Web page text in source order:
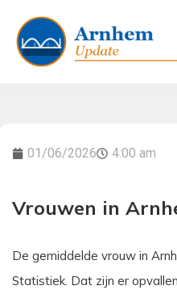
01/06/2026 4:00 am
Vrouwen in
De gemiddelde vrouw in
Statistiek. Dat zijn er